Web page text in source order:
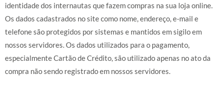
identidade dos internautas que fazem compras na sua loja online.
Os dados cadastrados no site como nome, endereço, e-mail e
telefone são protegidos por sistemas e mantidos em sigilo em
nossos servidores. Os dados utilizados para o pagamento,
especialmente Cartão de Crédito, são utilizado apenas no ato da
compra não sendo registrado em nossos servidores.